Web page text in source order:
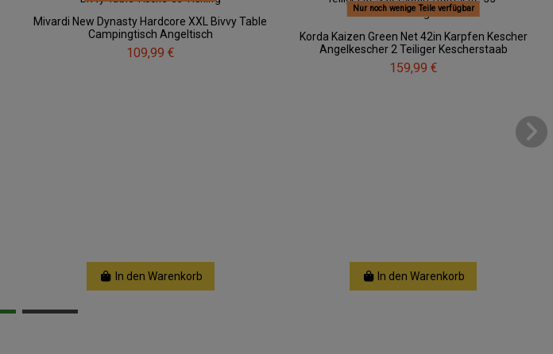
Mivardi New Dynasty Hardcore XXL Bivvy Table
Campingtisch Angeltisch
109,99 €
In den Warenkorb
Nur noch wenige Teile verfügbar
Korda Kaizen Green Net 42in Karpfen Kescher
Angelkescher 2 Teiliger Kescherstaab
159,99 €
In den Warenkorb